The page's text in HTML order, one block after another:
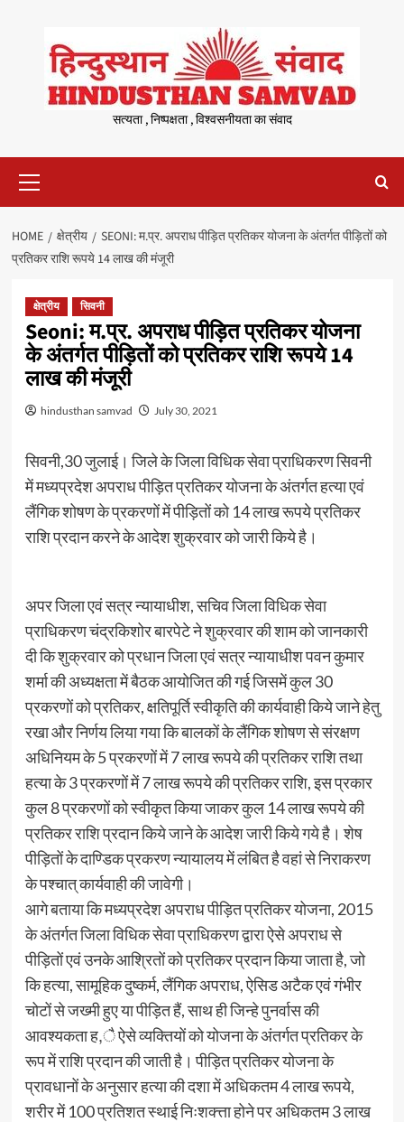
content
सत्यता , निष्पक्षता , विश्वसनीयता का संवाद
Menu
HOME क्षेत्रीय
SEONI: म.प्र. अपराध पीड़ित प्रतिकर योजना के अंतर्गत पीड़ितों को
प्रतिकर राशि रूपये 14 लाख की मंजूरी
क्षेत्रीय सिवनी
Seoni: म.प्र. अपराध पीड़ित प्रतिकर योजना
के अंतर्गत पीड़ितों को प्रतिकर राशि रूपये 14
लाख की मंजूरी
hindusthan samvad July 30, 2021
सिवनी,30 जुलाई। जिले के जिला विधिक सेवा प्राधिकरण सिवनी
में मध्यप्रदेश अपराध पीड़ित प्रतिकर योजना के अंतर्गत हत्या एवं
लैंगिक शोषण के प्रकरणों में पीड़ितों को 14 लाख रूपये प्रतिकर
राशि प्रदान करने के आदेश शुक्रवार को जारी किये है।
अपर जिला एवं सत्र न्यायाधीश, सचिव जिला विधिक सेवा
प्राधिकरण चंद्रकिशोर बारपेटे ने शुक्रवार की शाम को जानकारी
दी कि शुक्रवार को प्रधान जिला एवं सत्र न्यायाधीश पवन कुमार
शर्मा की अध्यक्षता में बैठक आयोजित की गई जिसमें कुल 30
प्रकरणों को प्रतिकर, क्षतिपूर्ति स्वीकृति की कार्यवाही किये जाने हेतु
रखा और निर्णय लिया गया कि बालकों के लैंगिक शोषण से संरक्षण
अधिनियम के 5 प्रकरणों में 7 लाख रूपये की प्रतिकर राशि तथा
हत्या के 3 प्रकरणों में 7 लाख रूपये की प्रतिकर राशि, इस प्रकार
कुल 8 प्रकरणों को स्वीकृत किया जाकर कुल 14 लाख रूपये की
प्रतिकर राशि प्रदान किये जाने के आदेश जारी किये गये है। शेष
पीड़ितों के दाण्डिक प्रकरण न्यायालय में लंबित है वहां से निराकरण
के पश्चात् कार्यवाही की जावेगी।
आगे बताया कि मध्यप्रदेश अपराध पीड़ित प्रतिकर योजना, 2015
के अंतर्गत जिला विधिक सेवा प्राधिकरण द्वारा ऐसे अपराध से
पीड़ितों एवं उनके आश्रितों को प्रतिकर प्रदान किया जाता है, जो
कि हत्या, सामूहिक दुष्कर्म, लैंगिक अपराध, ऐसिड अटैक एवं गंभीर
चोटों से जख्मी हुए या पीड़ित हैं, साथ ही जिन्हे पुनर्वास की
आवश्यकता ह,ै ऐसे व्यक्तियों को योजना के अंतर्गत प्रतिकर के
रूप में राशि प्रदान की जाती है। पीड़ित प्रतिकर योजना के
प्रावधानों के अनुसार हत्या की दशा में अधिकतम 4 लाख रूपये,
शरीर में 100 प्रतिशत स्थाई निःशक्त्ता होने पर अधिकतम 3 लाख